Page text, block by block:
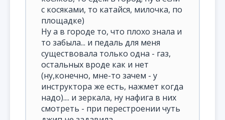
с косяками, то катайся, милочка, по
площадке)
Ну а в городе то, что плохо знала и
то забыла... и педаль для меня
существовала только одна - газ,
остальных вроде как и нет
(ну,конечно, мне-то зачем - у
инструктора же есть, нажмет когда
надо).... и зеркала, ну нафига в них
смотреть - при перестроении чуть